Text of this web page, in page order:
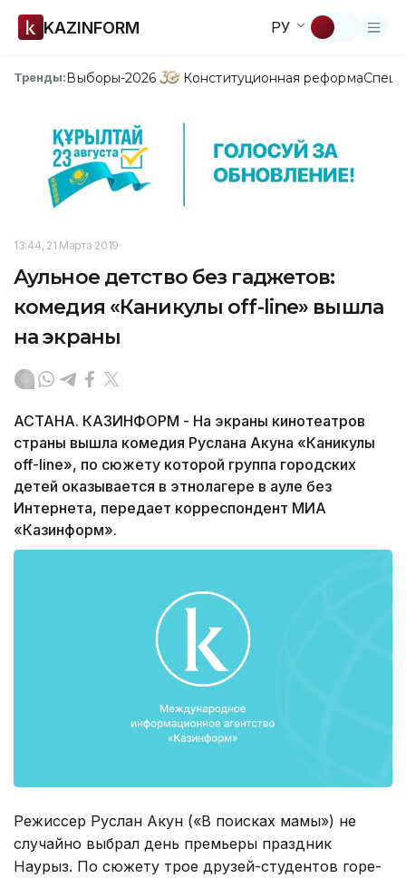
KAZINFORM РУ
Тренды:Выборы-2026 Конституционная реформа
13:44, 21 Марта 2019
Аульное детство без гаджетов:
комедия «Каникулы off-line» вышла
на экраны
АСТАНА. КАЗИНФОРМ - На экраны кинотеатров
страны вышла комедия Руслана Акуна «Каникулы
off-line», по сюжету которой группа городских
детей оказывается в этнолагере в ауле без
Интернета, передает корреспондент МИА
«Казинформ».
Режиссер Руслан Акун («В поисках мамы») не
случайно выбрал день премьеры праздник
Наурыз. По сюжету трое друзей-студентов горе-